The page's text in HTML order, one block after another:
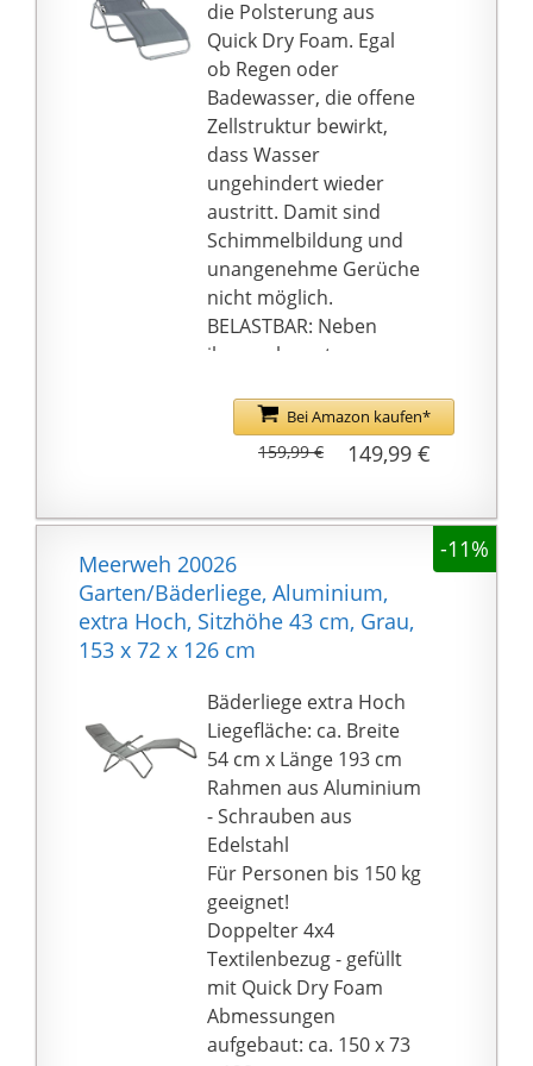
die Polsterung aus
Quick Dry Foam. Egal
ob Regen oder
Badewasser, die offene
Zellstruktur bewirkt,
dass Wasser
ungehindert wieder
austritt. Damit sind
Schimmelbildung und
unangenehme Gerüche
nicht möglich.
BELASTBAR: Neben
ihrem eleganten
Gartenliege
hochbelastbar und
sorgt mit einer 72 cm
viel Platz zum
Entspannen.
Zusammengeklappt
nimmt die Relaxliege
wenig Platz ein und ist
aufgestellt.
HAUTFREUNDLICH: Die
strapazierfähige
Liegefläche ist aus
atmungsaktivem
Kunststoffgewebe
gefertigt. Durch die
Luftzirkulation ist die
Liege hautfreundlich.
Sie ist
witterungsbeständig
und Verschmutzungen
können mit einem
Bei Amazon kaufen*
149,99 €
159,99 €
-11%
Meerweh 20026
Garten/Bäderliege, Aluminium,
extra Hoch, Sitzhöhe 43 cm, Grau,
153 x 72 x 126 cm
Bäderliege extra Hoch
Liegefläche: ca. Breite
54 cm x Länge 193 cm
Rahmen aus Aluminium
- Schrauben aus
Edelstahl
Für Personen bis 150 kg
geeignet!
Doppelter 4x4
Textilenbezug - gefüllt
mit Quick Dry Foam
Abmessungen
aufgebaut: ca. 150 x 73